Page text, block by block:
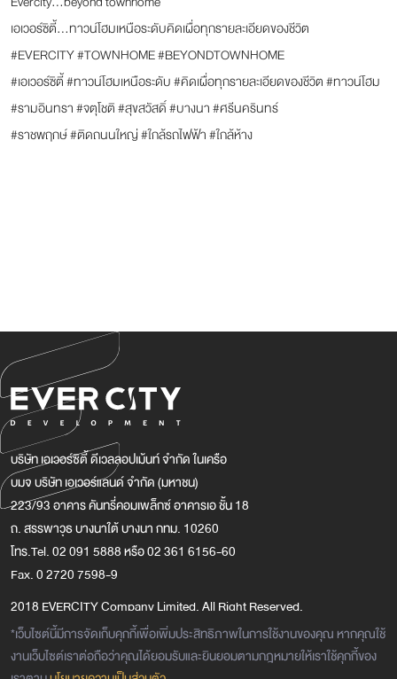
เอเวอร์ซิตี้...ทาวน์โฮมเหนือระดับคิดเผื่อทุกรายละเอียดของชีวิต
#EVERCITY #TOWNHOME #BEYONDTOWNHOME
#เอเวอร์ซิตี้ #ทาวน์โฮมเหนือระดับ #คิดเผื่อทุกรายละเอียดของชีวิต #ทาวน์โฮม
#รามอินทรา #จตุโชติ #สุขสวัสดิ์ #บางนา #ศรีนครินทร์
#ราชพฤกษ์ #ติดถนนใหญ่ #ใกล้รถไฟฟ้า #ใกล้ห้าง
บริษัท เอเวอร์ซิตี้ ดีเวลลอปเม้นท์ จำกัด ในเครือ
บมจ บริษัท เอเวอร์แลนด์ จำกัด (มหาชน)
223/93 อาคาร คันทรี่คอมเพล็กซ์ อาคารเอ ชั้น 18
ถ. สรรพาวุธ บางนาใต้ บางนา กทม. 10260
โทร.Tel. 02 091 5888 หรือ 02 361 6156-60
Fax. 0 2720 7598-9
2018 EVERCITY Company Limited. All Right Reserved.
*เว็บไซต์นี้มีการจัดเก็บคุกกี้เพื่อเพิ่มประสิทธิภาพในการใช้งานของคุณ หากคุณใช้
งานเว็บไซต์เราต่อถือว่าคุณได้ยอมรับและยินยอมตามกฎหมายให้เราใช้คุกกี้ของ